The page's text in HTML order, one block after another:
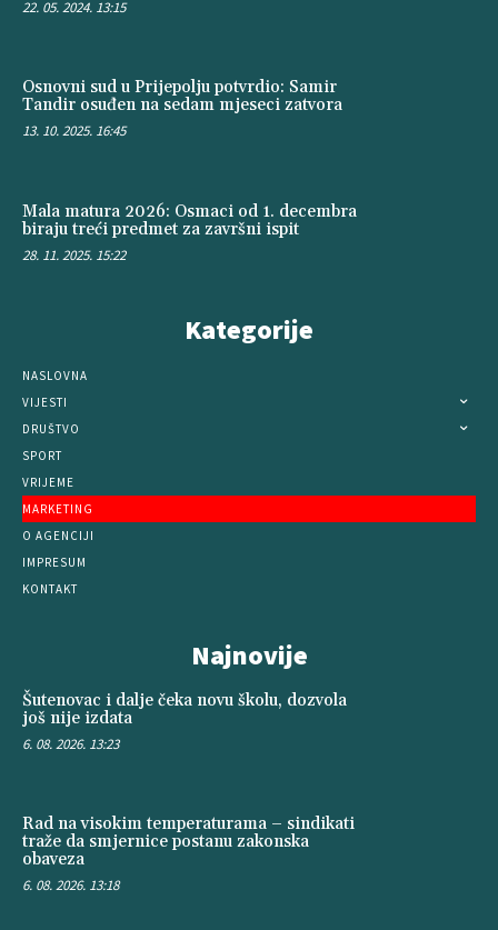
22. 05. 2024. 13:15
Osnovni sud u Prijepolju potvrdio: Samir
Tandir osuđen na sedam mjeseci zatvora
13. 10. 2025. 16:45
Mala matura 2026: Osmaci od 1. decembra
biraju treći predmet za završni ispit
28. 11. 2025. 15:22
Kategorije
NASLOVNA
VIJESTI
DRUŠTVO
SPORT
VRIJEME
MARKETING
O AGENCIJI
IMPRESUM
KONTAKT
Najnovije
Šutenovac i dalje čeka novu školu, dozvola
još nije izdata
6. 08. 2026. 13:23
Rad na visokim temperaturama – sindikati
traže da smjernice postanu zakonska
obaveza
6. 08. 2026. 13:18